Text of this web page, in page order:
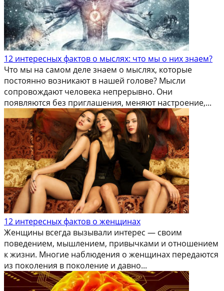
12 интересных фактов о мыслях: что мы о них знаем?
Что мы на самом деле знаем о мыслях, которые
постоянно возникают в нашей голове? Мысли
сопровождают человека непрерывно. Они
появляются без приглашения, меняют настроение,...
12 интересных фактов о женщинах
Женщины всегда вызывали интерес — своим
поведением, мышлением, привычками и отношением
к жизни. Многие наблюдения о женщинах передаются
из поколения в поколение и давно...